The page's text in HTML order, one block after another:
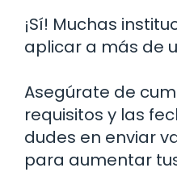
¡Sí! Muchas
aplicar a más de
Asegúrate de
requisitos y las
dudes en enviar
para aumentar